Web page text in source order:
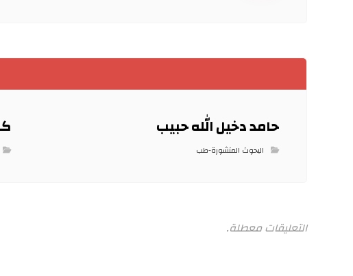
حامد دخيل الله حبيب
البحوث المنشورة-طب
التعليقات معطلة.